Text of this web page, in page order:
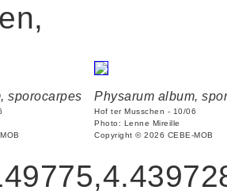
sporocarpes Physarum album,
Hof ter Musschen - 10/06
Photo: Lenne Mireille
Copyright © 2026 CEBE-MOB